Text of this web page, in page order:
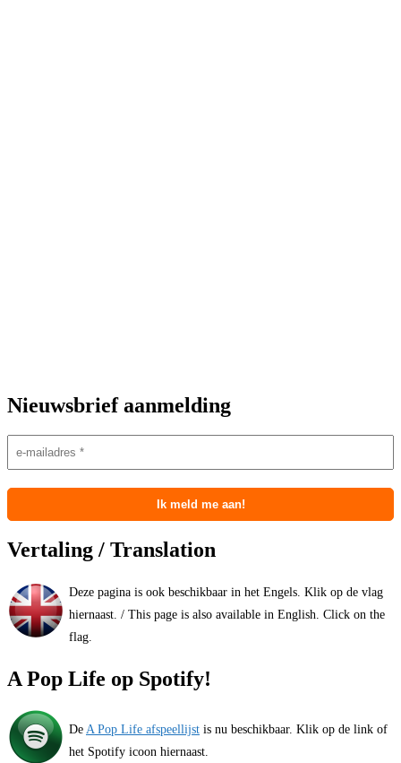
Nieuwsbrief aanmelding
Vertaling / Translation
Deze pagina is ook beschikbaar in het Engels. Klik op de vlag
hiernaast. / This page is also available in English. Click on the
flag.
A Pop Life op Spotify!
De A Pop Life afspeellijst is nu beschikbaar. Klik op de link of
het Spotify icoon hiernaast.